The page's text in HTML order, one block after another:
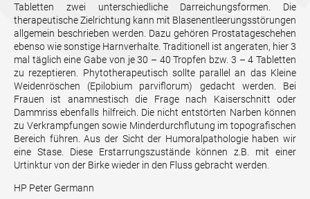
Tabletten zwei unterschiedliche Darreichungsformen. Die
therapeutische Zielrichtung kann mit Blasenentleerungsstörungen
allgemein beschrieben werden. Dazu gehören Prostatageschehen
ebenso wie sonstige Harnverhalte. Traditionell ist angeraten, hier 3
mal täglich eine Gabe von je 30 – 40 Tropfen bzw. 3 – 4 Tabletten
zu rezeptieren. Phytotherapeutisch sollte parallel an das Kleine
Weidenröschen (Epilobium parviflorum) gedacht werden. Bei
Frauen ist anamnestisch die Frage nach Kaiserschnitt oder
Dammriss ebenfalls hilfreich. Die nicht entstörten Narben können
zu Verkrampfungen sowie Minderdurchflutung im topografischen
Bereich führen. Aus der Sicht der Humoralpathologie haben wir
eine Stase. Diese Erstarrungszustände können z.B. mit einer
Urtinktur von der Birke wieder in den Fluss gebracht werden.
HP Peter Germann